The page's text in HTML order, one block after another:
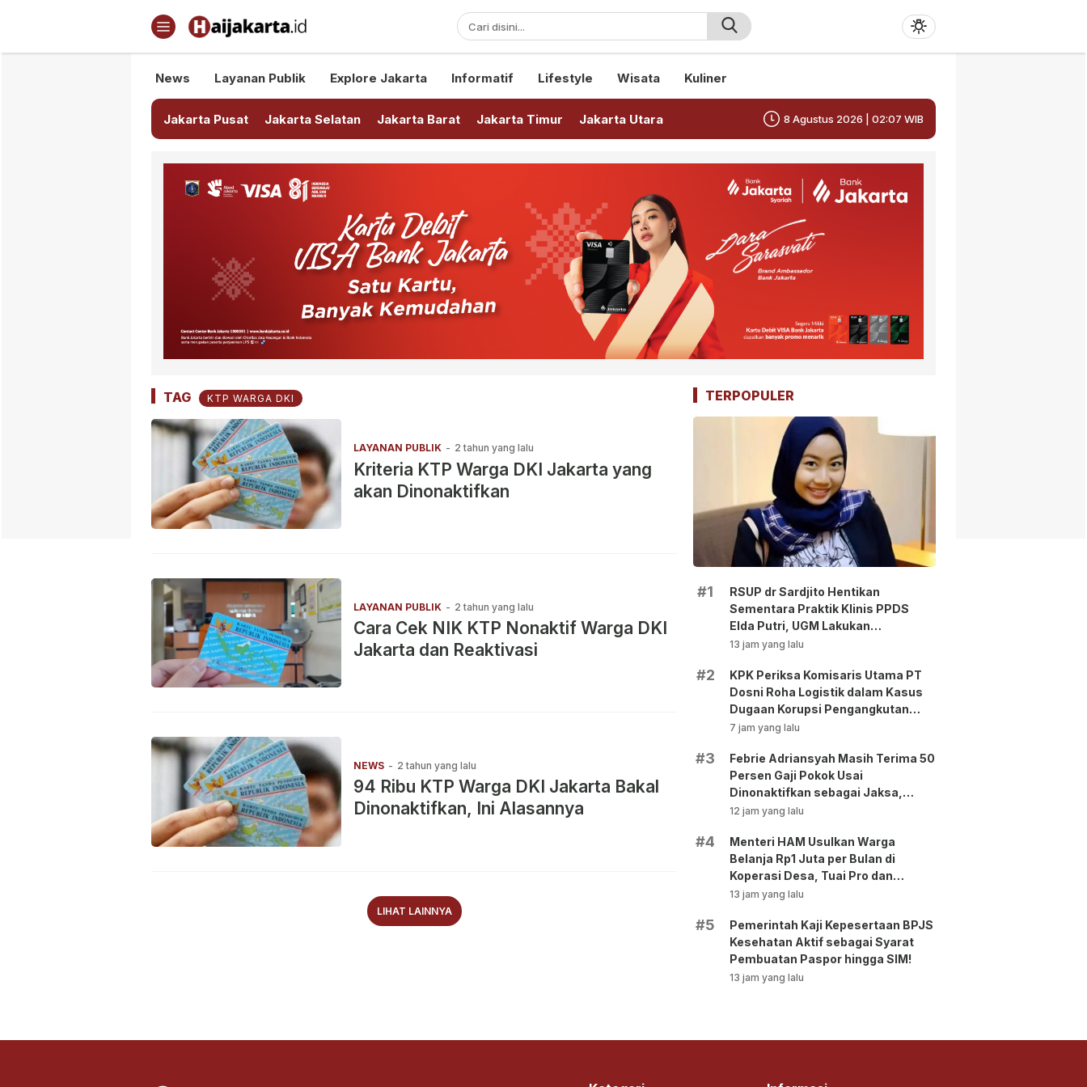
Haijakarta.id
Semua Tentang Jakarta Ada Disini!
News Layanan Publik Explore Jakarta Informatif Lifestyle Wisata Kuliner
Jakarta Pusat Jakarta Selatan Jakarta Barat Jakarta Timur Jakarta Utara 8 Agustus 2026 | 02:07 WIB
TAG KTP WARGA DKI
LAYANAN PUBLIK - 2 tahun yang lalu
Kriteria KTP Warga DKI Jakarta yang
akan Dinonaktifkan
LAYANAN PUBLIK - 2 tahun yang lalu
Cara Cek NIK KTP Nonaktif Warga DKI
Jakarta dan Reaktivasi
NEWS - 2 tahun yang lalu
94 Ribu KTP Warga DKI Jakarta Bakal
Dinonaktifkan, Ini Alasannya
LIHAT LAINNYA
TERPOPULER
#1
RSUP dr Sardjito Hentikan
Sementara Praktik Klinis PPDS
Elda Putri, UGM Lakukan
Investigasi!
13 jam yang lalu
#2
KPK Periksa Komisaris Utama PT
Dosni Roha Logistik dalam Kasus
Dugaan Korupsi Pengangkutan
Bansos!
7 jam yang lalu
#3
Febrie Adriansyah Masih Terima 50
Persen Gaji Pokok Usai
Dinonaktifkan sebagai Jaksa,
Tunjangan ASN Dihentikan!
12 jam yang lalu
#4
Menteri HAM Usulkan Warga
Belanja Rp1 Juta per Bulan di
Koperasi Desa, Tuai Pro dan
Kontra!
13 jam yang lalu
#5
Pemerintah Kaji Kepesertaan BPJS
Kesehatan Aktif sebagai Syarat
Pembuatan Paspor hingga SIM!
13 jam yang lalu